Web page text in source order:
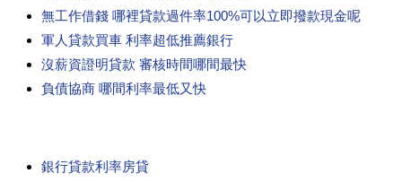
無工作借錢 哪裡貸款過件率100%可以立即撥款現金呢
軍人貸款買車 利率超低推薦銀行
沒薪資證明貸款 審核時間哪間最快
負債協商 哪間利率最低又快
銀行貸款利率房貸